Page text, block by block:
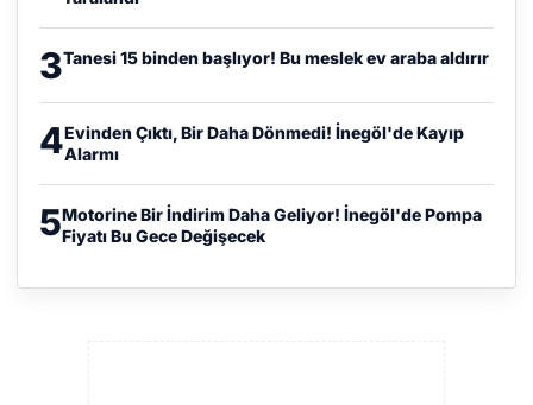
3Tanesi 15 binden başlıyor! Bu meslek ev araba aldırır
4Evinden Çıktı, Bir Daha Dönmedi! İnegöl'de Kayıp
Alarmı
5Motorine Bir İndirim Daha Geliyor! İnegöl'de Pompa
Fiyatı Bu Gece Değişecek